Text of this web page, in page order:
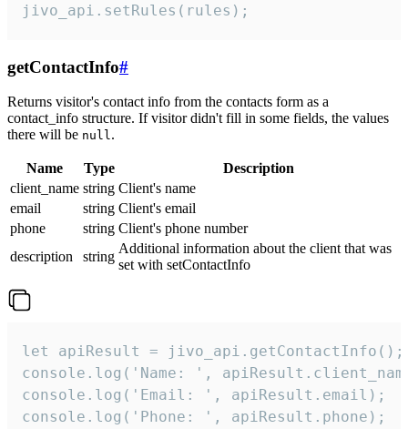
jivo_api.setRules(rules);
getContactInfo#
Returns visitor's contact info from the contacts form as a
contact_info structure. If visitor didn't fill in some fields, the values
there will be null.
Name Type
Description
client_name string Client's name
email
string Client's email
phone
string Client's phone number
description
string
Additional information about the client that was
set with setContactInfo
let apiResult = jivo_api.getContactInfo();
console.log('Name: ',
console.log('Email: ', apiResult.email);
console.log('Phone: ', apiResult.phone);